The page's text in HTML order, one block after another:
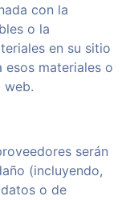
con la
o la
en su sitio
materiales o
web.
serán
(incluyendo,
o de